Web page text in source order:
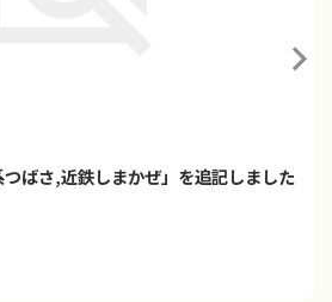
シリーズ 京阪電車10000系＆稲荷神